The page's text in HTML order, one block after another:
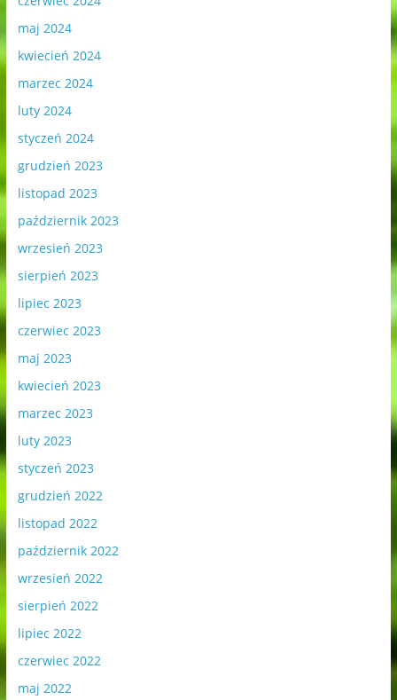
maj 2024
kwiecień 2024
marzec 2024
luty 2024
styczeń 2024
grudzień 2023
listopad 2023
październik 2023
wrzesień 2023
sierpień 2023
lipiec 2023
czerwiec 2023
maj 2023
kwiecień 2023
marzec 2023
luty 2023
styczeń 2023
grudzień 2022
listopad 2022
październik 2022
wrzesień 2022
sierpień 2022
lipiec 2022
czerwiec 2022
maj 2022